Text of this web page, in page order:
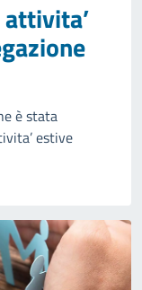
è stata
estive